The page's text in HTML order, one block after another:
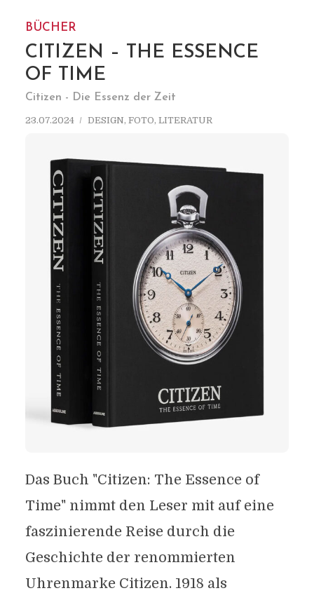
BÜCHER
CITIZEN – THE ESSENCE
OF TIME
Citizen - Die Essenz der Zeit
23.07.2024 DESIGN, FOTO, LITERATUR
Das Buch "Citizen: The Essence of
Time" nimmt den Leser mit auf eine
faszinierende Reise durch die
Geschichte der renommierten
Uhrenmarke Citizen. 1918 als